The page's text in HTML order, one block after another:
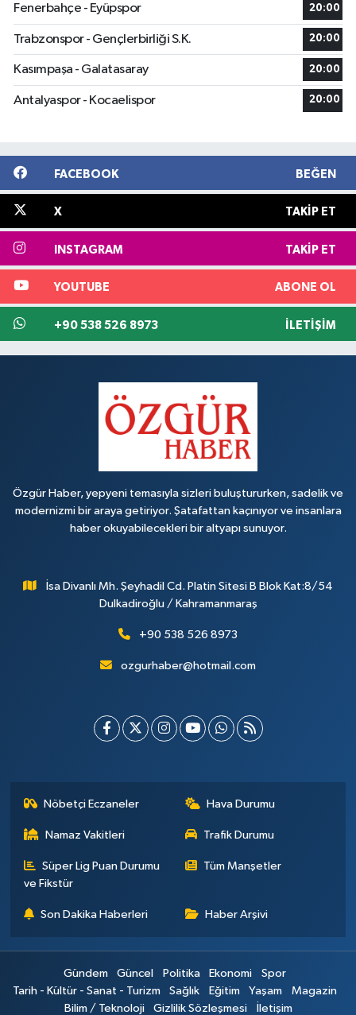
Fenerbahçe - Eyüpspor 20:00
Trabzonspor - Gençlerbirliği S.K. 20:00
Kasımpaşa - Galatasaray 20:00
Antalyaspor - Kocaelispor 20:00
FACEBOOK BEĞEN
X TAKIP ET
INSTAGRAM TAKIP ET
YOUTUBE ABONE OL
+90 538 526 8973 İLETIŞIM
Özgür Haber, yepyeni temasıyla sizleri buluştururken, sadelik ve
modernizmi bir araya getiriyor. Şatafattan kaçınıyor ve insanlara
haber okuyabilecekleri bir altyapı sunuyor.
İsa Divanlı Mh. Şeyhadil Cd. Platin Sitesi B Blok Kat:8/54
Dulkadiroğlu / Kahramanmaraş
+90 538 526 8973
ozgurhaber@hotmail.com
Nöbetçi Eczaneler Hava Durumu
Namaz Vakitleri Trafik Durumu
Süper Lig Puan Durumu
ve Fikstür
Tüm Manşetler
Son Dakika Haberleri Haber Arşivi
Gündem Güncel Politika Ekonomi
Spor
Tarih - Kültür - Sanat - Turizm
Sağlık Eğitim Yaşam
Magazin
Bilim / Teknoloji
Gizlilik Sözleşmesi İletişim